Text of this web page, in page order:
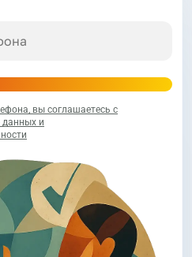
вы соглашаетесь с
данных и